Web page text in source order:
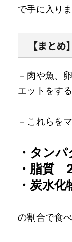
で手に入り
【まとめ】
－肉や魚、
エットをす
－これらを
・タン
・脂質
・炭水
の割合で食